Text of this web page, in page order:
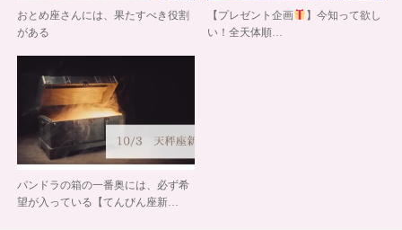
おとめ座さんには、果たすべき役割
がある
【プレゼント企画
】今知って欲し
い！全天体順…
パンドラの箱の一番奥には、必ず希
望が入っている【てんびん座新…